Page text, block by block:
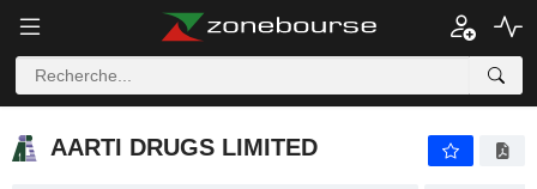
AARTI DRUGS LIMITED
AARTI DRUGS LIMITED